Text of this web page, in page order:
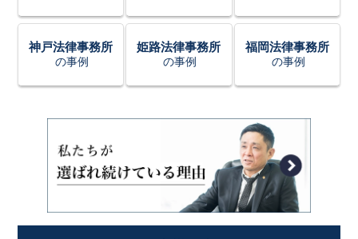
神戸法律事務所
の事例
姫路法律事務所
の事例
福岡法律事務所
の事例